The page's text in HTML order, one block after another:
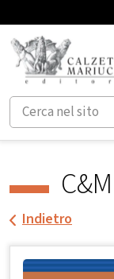
C&M
Indietro